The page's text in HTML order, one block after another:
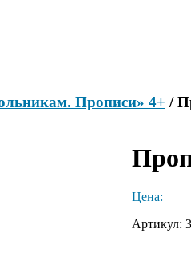
Прописи» 4+ /
Цена:
Артикул: